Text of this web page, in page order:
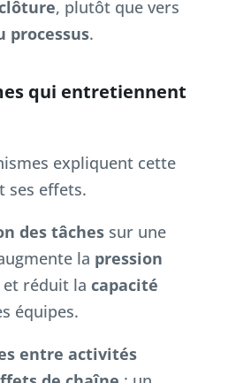
, plutôt que vers
processus.
qui entretiennent
expliquent cette
ses effets.
des tâchessur une
la pression
et réduit la capacité
équipes.
entre activités